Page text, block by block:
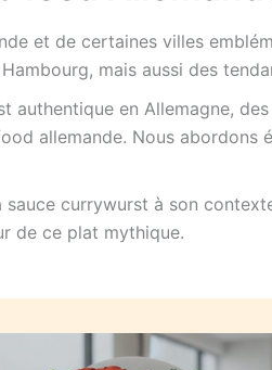
et de certaines villes
mais aussi des
authentique en Allemagne,
allemande. Nous abordons
currywurst à son
de ce plat mythique.